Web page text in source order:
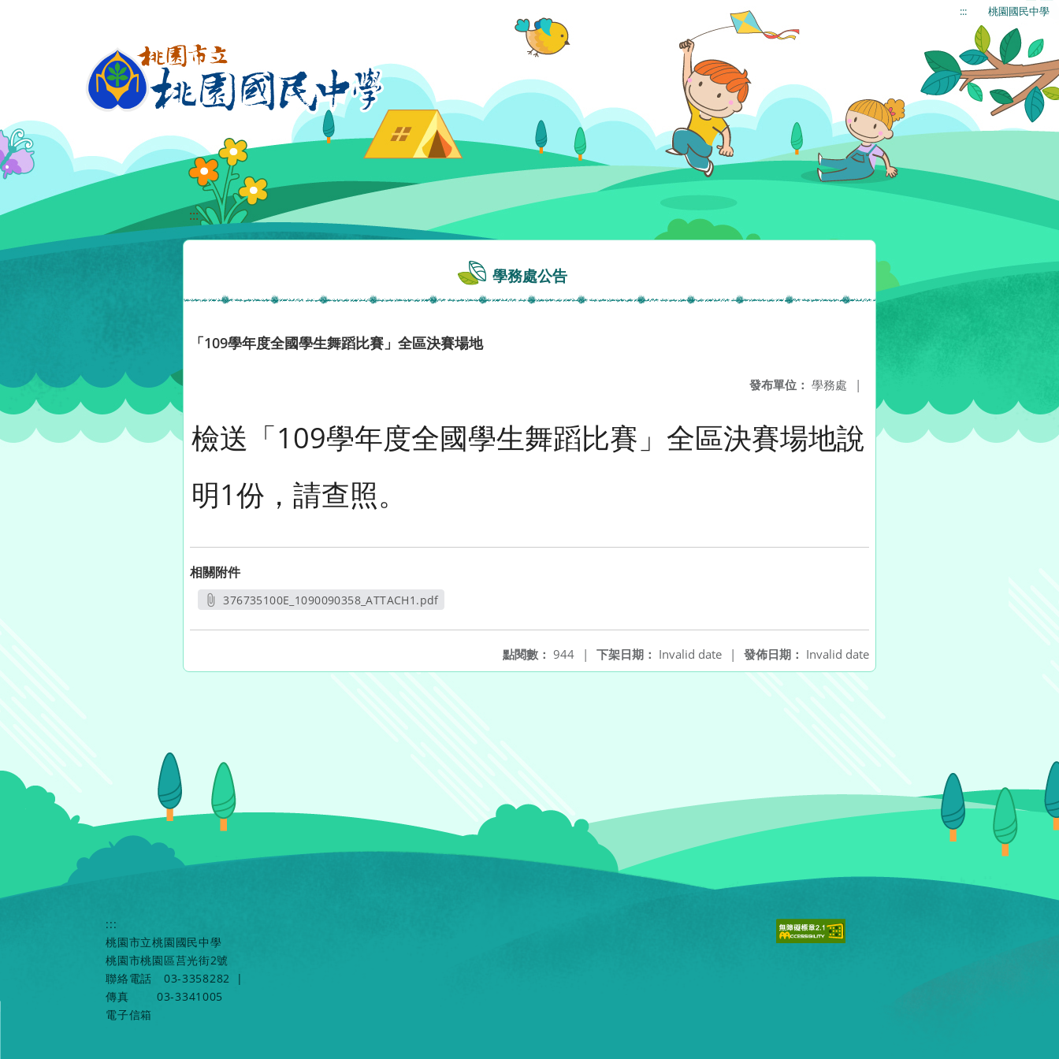
::: 桃園國民中學
:::
學務處公告
「109學年度全國學生舞蹈比賽」全區決賽場地
發布單位： 學務處 |
檢送「109學年度全國學生舞蹈比賽」全區決賽場地說
明1份，請查照。
相關附件
376735100E_1090090358_ATTACH1.pdf
發佈日期： Invalid date
下架日期： Invalid date |
點閱數： 944 |
:::
桃園市立桃園國民中學
桃園市桃園區莒光街2號
聯絡電話
03-3358282
|
傳真
03-3341005
電子信箱